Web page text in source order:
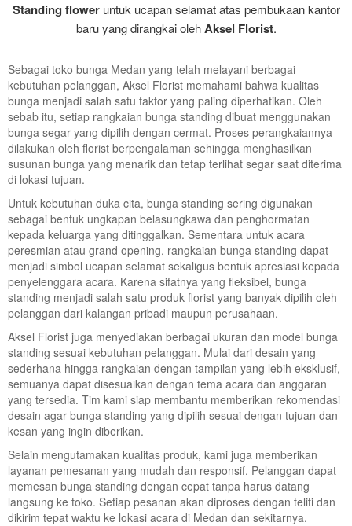
Standing floweruntuk ucapan selamat atas pembukaan kantor
baru yang dirangkai olehAksel Florist.
Sebagai toko bunga Medan yang telah melayani berbagai
kebutuhan pelanggan, Aksel Florist memahami bahwa kualitas
bunga menjadi salah satu faktor yang paling diperhatikan. Oleh
sebab itu, setiap rangkaian bunga standing dibuat menggunakan
bunga segar yang dipilih dengan cermat. Proses perangkaiannya
dilakukan oleh florist berpengalaman sehingga menghasilkan
susunan bunga yang menarik dan tetap terlihat segar saat diterima
di lokasi tujuan.
Untuk kebutuhan duka cita, bunga standing sering digunakan
sebagai bentuk ungkapan belasungkawa dan penghormatan
kepada keluarga yang ditinggalkan. Sementara untuk acara
peresmian atau grand opening, rangkaian bunga standing dapat
menjadi simbol ucapan selamat sekaligus bentuk apresiasi kepada
penyelenggara acara. Karena sifatnya yang fleksibel, bunga
standing menjadi salah satu produk florist yang banyak dipilih oleh
pelanggan dari kalangan pribadi maupun perusahaan.
Aksel Florist juga menyediakan berbagai ukuran dan model bunga
standing sesuai kebutuhan pelanggan. Mulai dari desain yang
sederhana hingga rangkaian dengan tampilan yang lebih eksklusif,
semuanya dapat disesuaikan dengan tema acara dan anggaran
yang tersedia. Tim kami siap membantu memberikan rekomendasi
desain agar bunga standing yang dipilih sesuai dengan tujuan dan
kesan yang ingin diberikan.
Selain mengutamakan kualitas produk, kami juga memberikan
layanan pemesanan yang mudah dan responsif. Pelanggan dapat
memesan bunga standing dengan cepat tanpa harus datang
langsung ke toko. Setiap pesanan akan diproses dengan teliti dan
dikirim tepat waktu ke lokasi acara di Medan dan sekitarnya.